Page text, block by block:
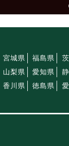
宮城県 福島県
山梨県 愛知県
香川県 徳島県